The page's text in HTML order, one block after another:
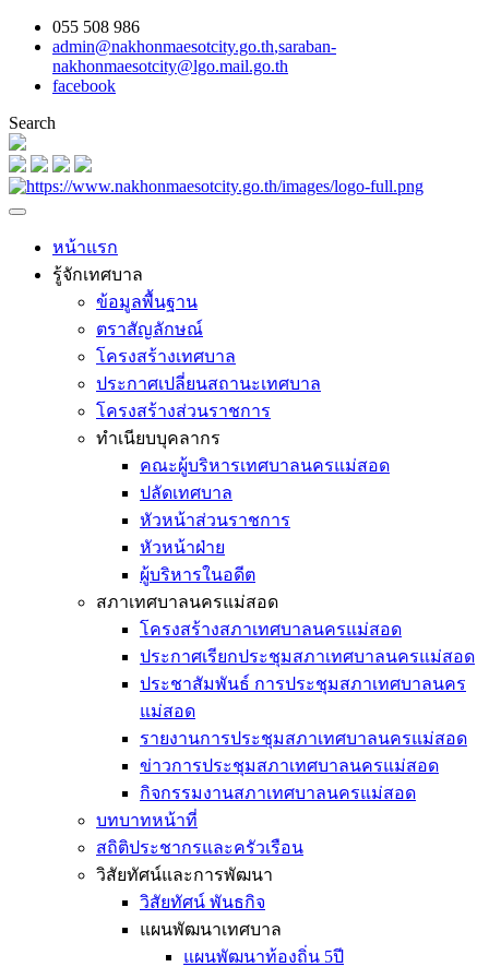
055 508 986
admin@nakhonmaesotcity.go.th,saraban-
nakhonmaesotcity@lgo.mail.go.th
facebook
Search
หน้าแรก
รู้จักเทศบาล
ข้อมูลพื้นฐาน
ตราสัญลักษณ์
โครงสร้างเทศบาล
ประกาศเปลี่ยนสถานะเทศบาล
โครงสร้างส่วนราชการ
ทำเนียบบุคลากร
คณะผู้บริหารเทศบาลนครแม่สอด
ปลัดเทศบาล
หัวหน้าส่วนราชการ
หัวหน้าฝ่าย
ผู้บริหารในอดีต
สภาเทศบาลนครแม่สอด
โครงสร้างสภาเทศบาลนครแม่สอด
ประกาศเรียกประชุมสภาเทศบาลนครแม่สอด
ประชาสัมพันธ์ การประชุมสภาเทศบาลนคร
แม่สอด
รายงานการประชุมสภาเทศบาลนครแม่สอด
ข่าวการประชุมสภาเทศบาลนครแม่สอด
กิจกรรมงานสภาเทศบาลนครแม่สอด
บทบาทหน้าที่
สถิติประชากรและครัวเรือน
วิสัยทัศน์และการพัฒนา
วิสัยทัศน์ พันธกิจ
แผนพัฒนาเทศบาล
แผนพัฒนาท้องถิ่น 5ปี